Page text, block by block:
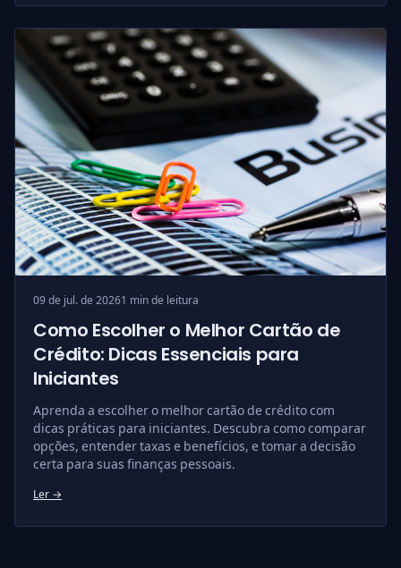
09 de jul. de 20261 min de leitura
Como Escolher o Melhor Cartão de
Crédito: Dicas Essenciais para
Iniciantes
Aprenda a escolher o melhor cartão de crédito com
dicas práticas para iniciantes. Descubra como comparar
opções, entender taxas e benefícios, e tomar a decisão
certa para suas finanças pessoais.
Ler →